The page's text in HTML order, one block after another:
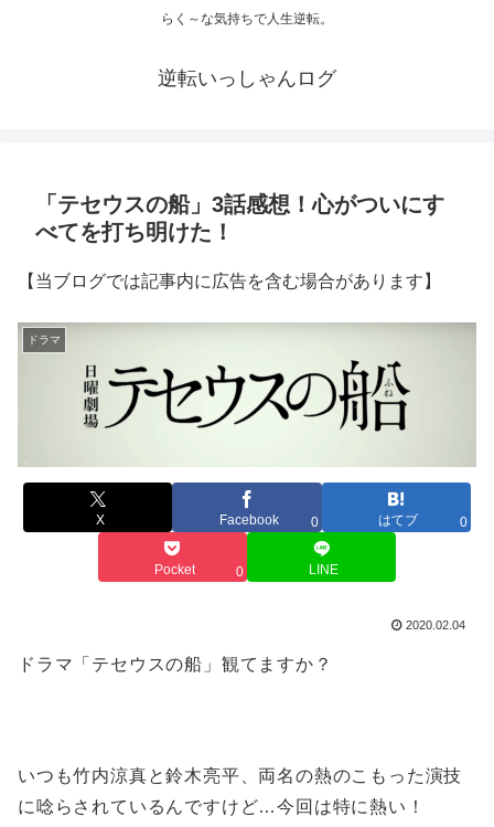
らく～な気持ちで人生逆転。
逆転いっしゃんログ
「テセウスの船」3話感想！心がついにす
べてを打ち明けた！
【当ブログでは記事内に広告を含む場合があります】
ドラマ
X Facebook 0 はてブ 0
Pocket 0 LINE
2020.02.04
ドラマ「テセウスの船」観てますか？
いつも竹内涼真と鈴木亮平、両名の熱のこもった演技
に唸らされているんですけど…今回は特に熱い！